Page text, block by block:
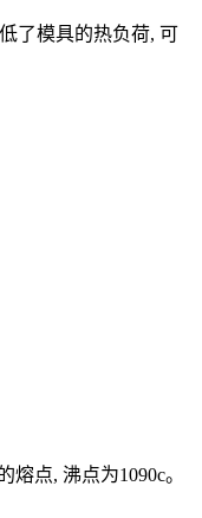
了模具的热负荷, 可
点, 沸点为1090c。